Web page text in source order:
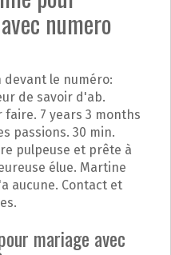
numero
devant le numéro:
de savoir d'ab.
7 years 3 months
passions. 30 min.
pulpeuse et prête à
élue. Martine
aucune. Contact et
mariage avec